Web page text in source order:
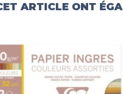
ARTICLE ONT